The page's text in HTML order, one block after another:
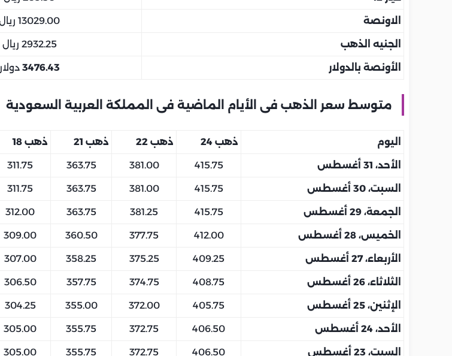
الاونصة 13029.00 ريال
الجنيه الذهب 2932.25 ريال
الأونصة بالدولار 3476.43 دولار
متوسط سعر الذهب فى الأيام الماضية فى المملكة العربية السعودية
اليوم ذهب 24 ذهب 22 ذهب 21 ذهب 18
الأحد، 31 أغسطس 415.75
381.00
363.75
311.75
السبت، 30 أغسطس 415.75
381.00
363.75
311.75
الجمعة، 29 أغسطس 415.75
381.25
363.75
312.00
الخميس، 28 أغسطس 412.00
377.75
360.50
309.00
الأربعاء، 27 أغسطس 409.25
375.25
358.25
307.00
الثلاثاء، 26 أغسطس 408.75
374.75
357.75
306.50
الإثنين، 25 أغسطس 405.75
372.00
355.00
304.25
الأحد، 24 أغسطس 406.50
372.75
355.75
305.00
السبت، 23 أغسطس 406.50
372.75
355.75
305.00